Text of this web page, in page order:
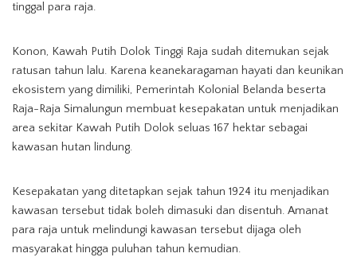
tinggal para raja.
Konon, Kawah Putih Dolok Tinggi Raja sudah ditemukan sejak
ratusan tahun lalu. Karena keanekaragaman hayati dan keunikan
ekosistem yang dimiliki, Pemerintah Kolonial Belanda beserta
Raja-Raja Simalungun membuat kesepakatan untuk menjadikan
area sekitar Kawah Putih Dolok seluas 167 hektar sebagai
kawasan hutan lindung.
Kesepakatan yang ditetapkan sejak tahun 1924 itu menjadikan
kawasan tersebut tidak boleh dimasuki dan disentuh. Amanat
para raja untuk melindungi kawasan tersebut dijaga oleh
masyarakat hingga puluhan tahun kemudian.